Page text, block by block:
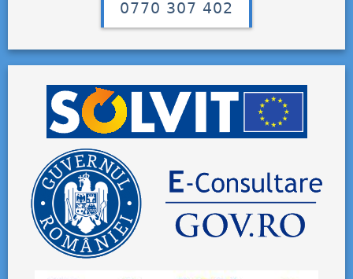
0770 307 402